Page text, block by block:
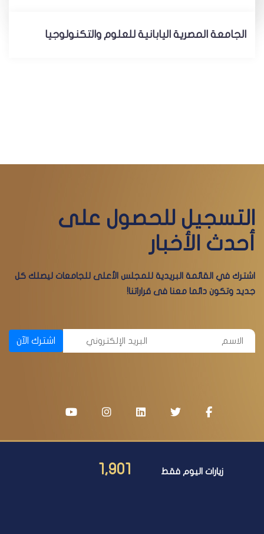
الجامعة المصرية اليابانية للعلوم والتكنولوجيا
التسجيل للحصول على
أحدث الأخبار
اشترك في القائمة البريدية للمجلس الأعلى للجامعات ليصلك كل
جديد وتكون دائما معنا فى قراراتنا!
اشترك الآن
زيارات اليوم فقط 1,901